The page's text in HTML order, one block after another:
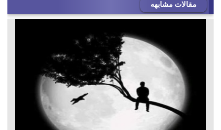
مقالات مشابهه